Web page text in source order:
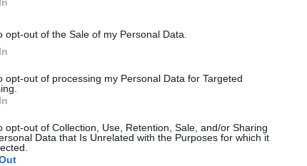
opt-out of the Sale of my Personal Data.
opt-out of processing my Personal Data for Targeted
opt-out of Collection, Use, Retention, Sale, and/or Sharing
Data that Is Unrelated with the Purposes for which it
δεν είναι μόνος.
Πειραιά κ. Γιάννη Μώραλη στους άστεγους
του ανωτέρω.
μας που διαβιούν κάτω από
ευχηθούμε για τις Άγιες Ημέρες του
την ελάχιστη χαρά του αναστάσιμου και του